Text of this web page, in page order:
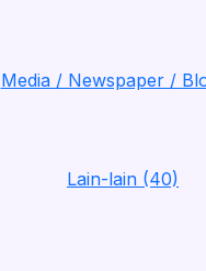
Media / Newspaper /
Lain-lain (40)